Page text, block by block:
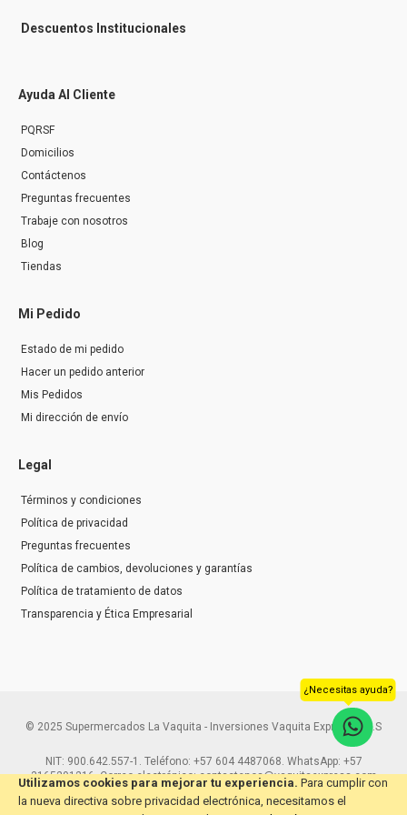
Utilizamos cookies para mejorar tu experiencia. Para cumplir con
la nueva directiva sobre privacidad electrónica, necesitamos el
Descuentos Institucionales
Ayuda Al Cliente
PQRSF
Domicilios
Contáctenos
Preguntas frecuentes
Trabaje con nosotros
Blog
Tiendas
Mi Pedido
Estado de mi pedido
Hacer un pedido anterior
Mis Pedidos
Mi dirección de envío
Legal
Términos y condiciones
Política de privacidad
Preguntas frecuentes
Política de cambios, devoluciones y garantías
Política de tratamiento de datos
Transparencia y Ética Empresarial
© 2025 Supermercados La Vaquita - Inversiones Vaquita Express S.A.S
NIT: 900.642.557-1. Teléfono: +57 604 4487068. WhatsApp: +57
3165291216. Correo electrónico: contactenos@vaquitaexpress.com
¿Necesitas ayuda?